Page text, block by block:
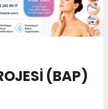
(BAP)